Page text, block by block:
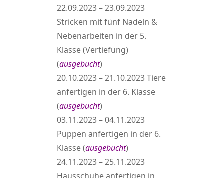
22.09.2023 – 23.09.2023
Stricken mit fünf Nadeln &
Nebenarbeiten in der 5.
Klasse (Vertiefung)
(ausgebucht)
20.10.2023 – 21.10.2023 Tiere
anfertigen in der 6. Klasse
(ausgebucht)
03.11.2023 – 04.11.2023
Puppen anfertigen in der 6.
Klasse (ausgebucht)
24.11.2023 – 25.11.2023